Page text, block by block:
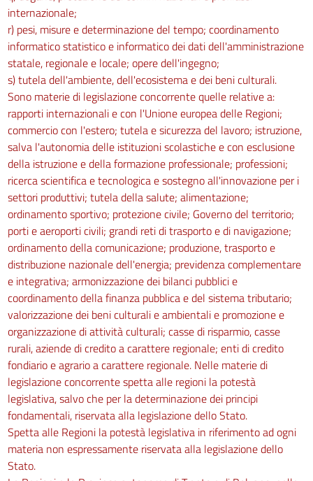
Disposizioni di carattere generale
108
109
110
111
112
113
114
115
116
117
Sezione III
Scavi e fondazioni
118
119
120
121
((Sezione IV
Ponteggi in legname e altre opere provvisionali.))
122
internazionale;
r) pesi, misure e determinazione del tempo; coordinamento
informatico statistico e informatico dei dati dell'amministrazione
statale, regionale e locale; opere dell'ingegno;
s) tutela dell'ambiente, dell'ecosistema e dei beni culturali.
Sono materie di legislazione concorrente quelle relative a:
rapporti internazionali e con l'Unione europea delle Regioni;
commercio con l'estero; tutela e sicurezza del lavoro; istruzione,
salva l'autonomia delle istituzioni scolastiche e con esclusione
della istruzione e della formazione professionale; professioni;
ricerca scientifica e tecnologica e sostegno all'innovazione per i
settori produttivi; tutela della salute; alimentazione;
ordinamento sportivo; protezione civile; Governo del territorio;
porti e aeroporti civili; grandi reti di trasporto e di navigazione;
ordinamento della comunicazione; produzione, trasporto e
distribuzione nazionale dell'energia; previdenza complementare
e integrativa; armonizzazione dei bilanci pubblici e
coordinamento della finanza pubblica e del sistema tributario;
valorizzazione dei beni culturali e ambientali e promozione e
organizzazione di attività culturali; casse di risparmio, casse
rurali, aziende di credito a carattere regionale; enti di credito
fondiario e agrario a carattere regionale. Nelle materie di
legislazione concorrente spetta alle regioni la potestà
legislativa, salvo che per la determinazione dei principi
fondamentali, riservata alla legislazione dello Stato.
Spetta alle Regioni la potestà legislativa in riferimento ad ogni
materia non espressamente riservata alla legislazione dello
Stato.